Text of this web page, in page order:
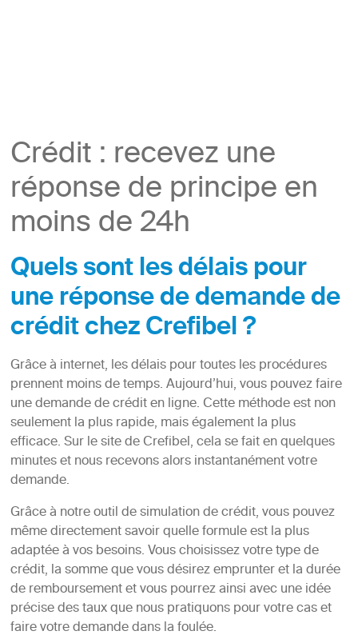
Crédit : recevez une
réponse de principe en
moins de 24h
Quels sont les délais pour
une réponse de demande de
crédit chez Crefibel ?
Grâce à internet, les délais pour toutes les procédures
prennent moins de temps. Aujourd’hui, vous pouvez faire
une demande de crédit en ligne. Cette méthode est non
seulement la plus rapide, mais également la plus
efficace. Sur le site de Crefibel, cela se fait en quelques
minutes et nous recevons alors instantanément votre
demande.
Grâce à notre outil de simulation de crédit, vous pouvez
même directement savoir quelle formule est la plus
adaptée à vos besoins. Vous choisissez votre type de
crédit, la somme que vous désirez emprunter et la durée
de remboursement et vous pourrez ainsi avec une idée
précise des taux que nous pratiquons pour votre cas et
faire votre demande dans la foulée.